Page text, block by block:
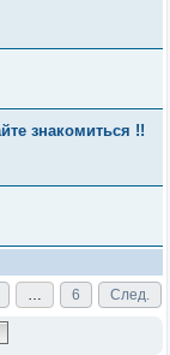
знакомиться !!
… 6 След.